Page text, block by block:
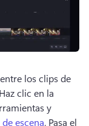
los clips de
Haz clic en la
y
escena. Pasa el